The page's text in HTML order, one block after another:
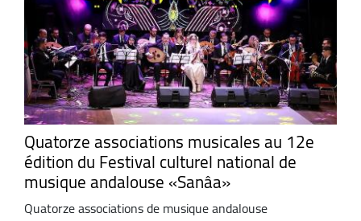
Quatorze associations musicales au 12e
édition du Festival culturel national de
musique andalouse «Sanâa»
Quatorze associations de musique andalouse